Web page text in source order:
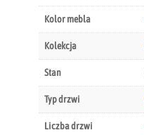
Kolor mebla
Kolekcja
Stan
Typ drzwi
Liczba drzwi